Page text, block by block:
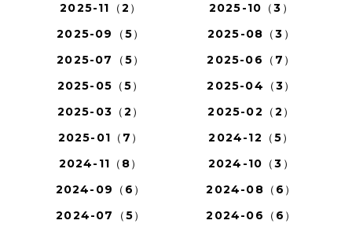
2025-11（2）
2025-10（3）
2025-09（5）
2025-08（3）
2025-07（5）
2025-06（7）
2025-05（5）
2025-04（3）
2025-03（2）
2025-02（2）
2025-01（7）
2024-12（5）
2024-11（8）
2024-10（3）
2024-09（6）
2024-08（6）
2024-07（5）
2024-06（6）